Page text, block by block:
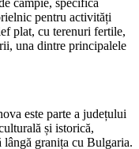
pentru activități
plat, cu terenuri fertile,
una dintre principalele
este parte a județului
și istorică,
lângă granița cu Bulgaria.